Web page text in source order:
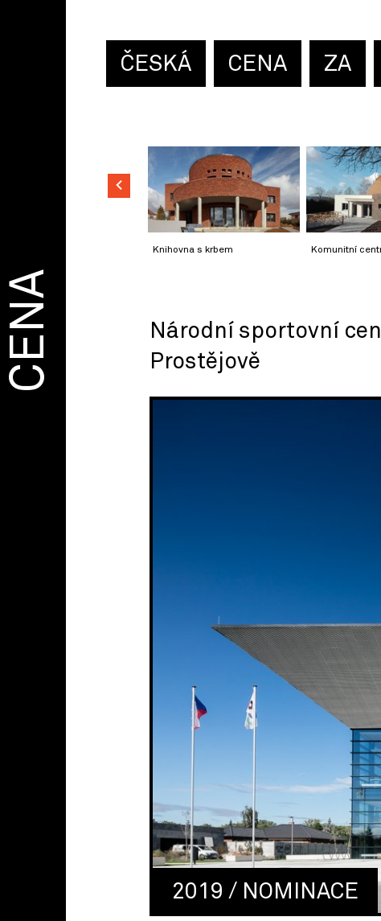
ČESKÁ CENA ZA
Knihovna s krbem Komunitní
Národní sportovní
Prostějově
2019 / NOMINACE
CENA